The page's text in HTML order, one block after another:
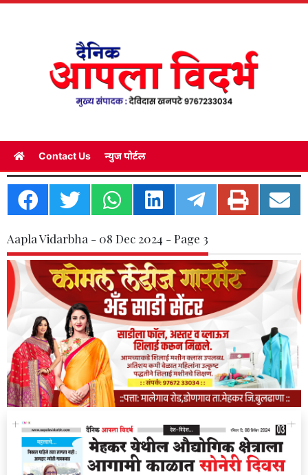
Contact Us न्युज पोर्टल
Aapla Vidarbha - 08 Dec 2024 - Page 3